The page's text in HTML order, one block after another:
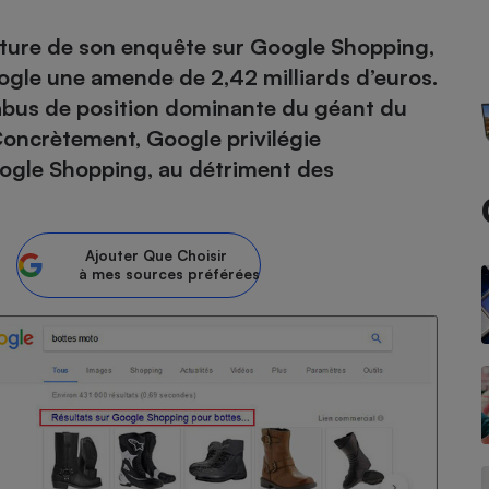
de son enquête sur Google Shopping,
une amende de 2,42 milliards d’euros.
de position dominante du géant du
Google privilégie
Shopping, au détriment des
Ajouter Que Choisir
à mes sources préférées
Circuits courts et
alimentation locale
Banque en ligne
sèche-linge
congélateur
mobile
Panneaux
photovoltaïques
smartphone
multifonction
portable
nettoyeur haute
mutuelle
des devis d’opticiens
santé
Obsèques - Pompes
funèbres
Puériculture - Produit
pour bébé